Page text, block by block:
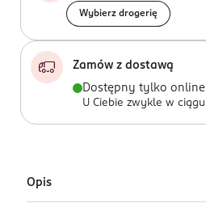
Wybierz drogerię
Zamów z dostawą
Dostępny tylko online
U Ciebie zwykle w ciągu
Opis